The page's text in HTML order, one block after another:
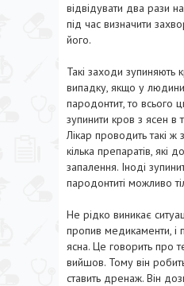
відвідувати два рази
під час визначити
його.
Такі заходи зупиняють
випадку, якщо у людини
пародонтит, то всього
зупинити кров з ясен в
Лікар проводить такі ж
кілька препаратів, які
запалення. Іноді
пародонтиті можливо
Не рідко виникає
пропив медикаменти, і
ясна. Це говорить про
вийшов. Тому він
ставить дренаж. Він